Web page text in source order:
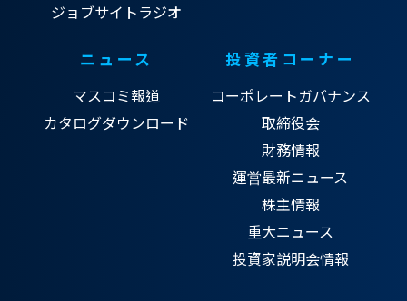
ジョブサイトラジオ
ニュース
マスコミ報道
カタログダウンロード
投資者コーナー
コーポレートガバナンス
取締役会
財務情報
運営最新ニュース
株主情報
重大ニュース
投資家説明会情報